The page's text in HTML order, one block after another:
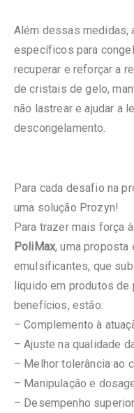
Além dessas medidas,
específicos para
recuperar e reforçar a
de cristais de gelo,
não lastrear e ajudar a
descongelamento.
Para cada desafio na
uma solução Prozyn!
Para trazer mais força
PoliMax, uma proposta
emulsificantes, que
líquido em produtos
benefícios, estão:
– Complemento à
– Ajuste na qualidade
– Melhor tolerância ao
– Manipulação e
– Desempenho